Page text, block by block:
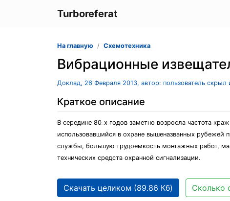
Turboreferat
На главную Схемотехника
Вибрационные
Доклад, 26 Февраля 2013, автор: пользователь скрыл
Краткое описание
В середине 80_х годов заметно возросла частота
использовавшийся в охране вышеназванных рубежей
службы, большую трудоемкость монтажных работ,
технических средств охранной сигнализации.
Скачать целиком (89.86 Кб) Сколько